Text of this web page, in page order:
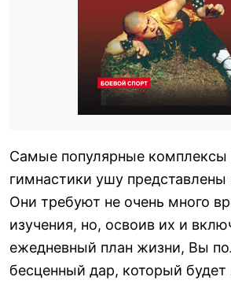
Самые популярные комплексы
гимнастики ушу представлены
Они требуют не очень много
изучения, но, освоив их и
ежедневный план жизни, Вы
бесценный дар, который будет